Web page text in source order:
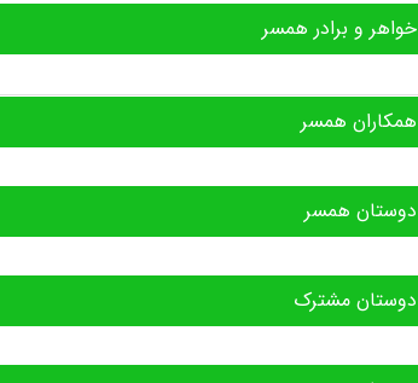
خواهر و برادر همسر
همکاران همسر
دوستان همسر
دوستان مشترک